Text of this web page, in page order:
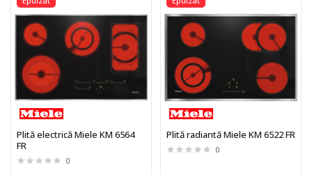
Plită electrică Miele KM 6564
FR
0
Plită radiantă Miele KM 6522 FR
0